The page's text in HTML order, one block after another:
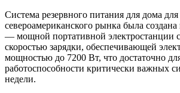
Система резервного питания для дома для
североамериканского рынка была
— мощной портативной электростанции
скоростью зарядки, обеспечивающей
мощностью до 7200 Вт, что достаточно
работоспособности критически важных
недели.